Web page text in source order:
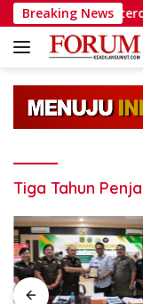
Langsung
ke
konten
Breaking News
Wanteror
Tiga Tahun